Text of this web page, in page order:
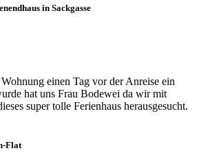
in Sackgasse
einen Tag vor der Anreise ein
hat uns Frau Bodewei da wir mit
super tolle Ferienhaus herausgesucht.
Flat